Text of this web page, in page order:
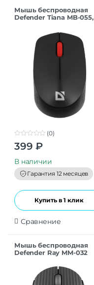
Мышь беспроводная
Defender Tiana MB-055,
0
o
t
o
f
5
(0)
399 ₽
В наличии
Гарантия 12 месяцев
Купить в 1 клик
Сравнение
Мышь беспроводная
Defender Ray MM-032